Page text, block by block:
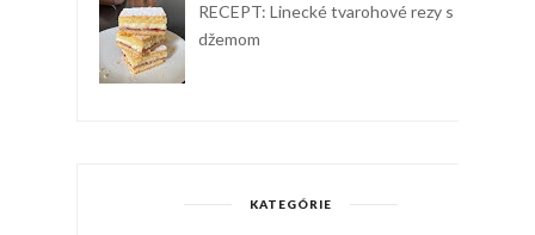
RECEPT: Linecké tvarohové rezy s
džemom
KATEGÓRIE